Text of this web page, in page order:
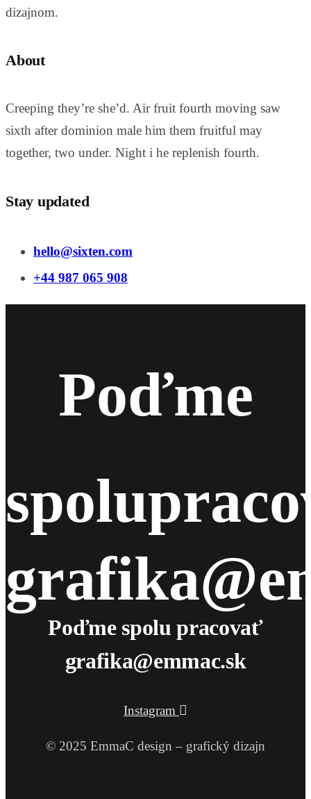
dizajnom.
About
Creeping they’re she’d. Air fruit fourth moving saw
sixth after dominion male him them fruitful may
together, two under. Night i he replenish fourth.
Stay updated
hello@sixten.com
+44 987 065 908
Poďme
Poďme spolu pracovať
grafika@emmac.sk
Instagram
© 2025 EmmaC design – grafický dizajn